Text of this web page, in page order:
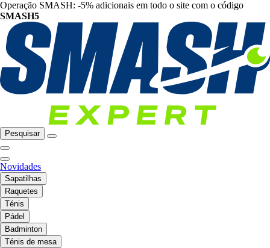
Operação SMASH: -5% adicionais em todo o site com o código
SMASH5
Pesquisar
Novidades
Sapatilhas
Raquetes
Ténis
Pádel
Badminton
Ténis de mesa